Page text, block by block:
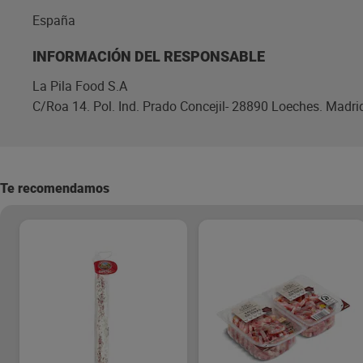
España
INFORMACIÓN DEL RESPONSABLE
La Pila Food S.A
C/Roa 14. Pol. Ind. Prado Concejil- 28890 Loeches.
Te recomendamos